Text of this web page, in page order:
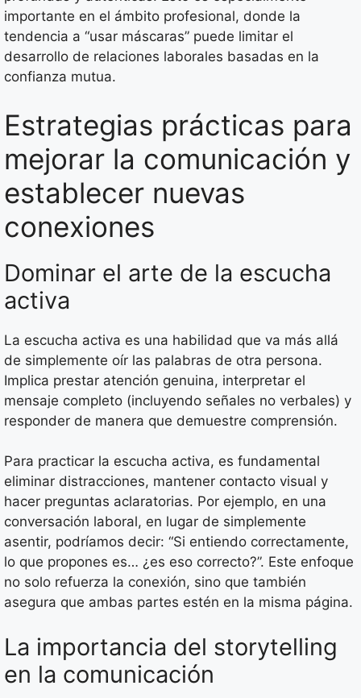
importante en el ámbito profesional, donde la
tendencia a “usar máscaras” puede limitar el
desarrollo de relaciones laborales basadas en la
confianza mutua.
Estrategias prácticas para
mejorar la comunicación y
establecer nuevas
conexiones
Dominar el arte de la escucha
activa
La escucha activa es una habilidad que va más allá
de simplemente oír las palabras de otra persona.
Implica prestar atención genuina, interpretar el
mensaje completo (incluyendo señales no verbales) y
responder de manera que demuestre comprensión.
Para practicar la escucha activa, es fundamental
eliminar distracciones, mantener contacto visual y
hacer preguntas aclaratorias. Por ejemplo, en una
conversación laboral, en lugar de simplemente
asentir, podríamos decir: “Si entiendo correctamente,
lo que propones es… ¿es eso correcto?”. Este enfoque
no solo refuerza la conexión, sino que también
asegura que ambas partes estén en la misma página.
La importancia del storytelling
en la comunicación